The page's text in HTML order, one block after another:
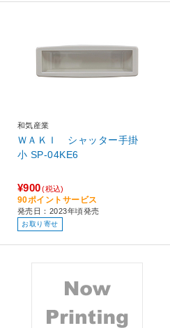
和気産業
ＷＡＫＩ シャッター手掛
小 SP-04KE6
¥900 (税込)
90ポイントサービス
発売日：2023年頃発売
お取り寄せ